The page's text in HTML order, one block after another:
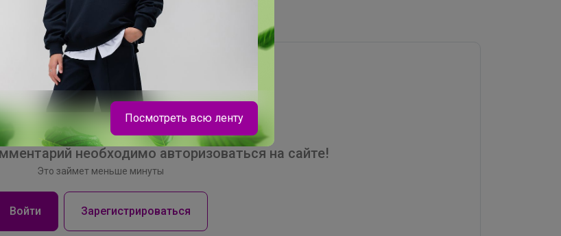
необходимо авторизоваться на сайте!
Это займет меньше минуты
Войти Зарегистрироваться
Посмотреть всю ленту